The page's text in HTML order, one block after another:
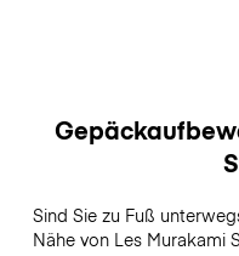
Sind Sie zu Fuß
Nähe von Les Murakami